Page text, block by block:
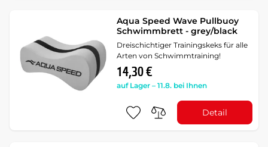
Aqua Speed Wave Pullbuoy
Schwimmbrett - grey/black
Dreischichtiger Trainingskeks für alle
Arten von Schwimmtraining!
14,30 €
auf Lager – 11.8. bei Ihnen
Detail